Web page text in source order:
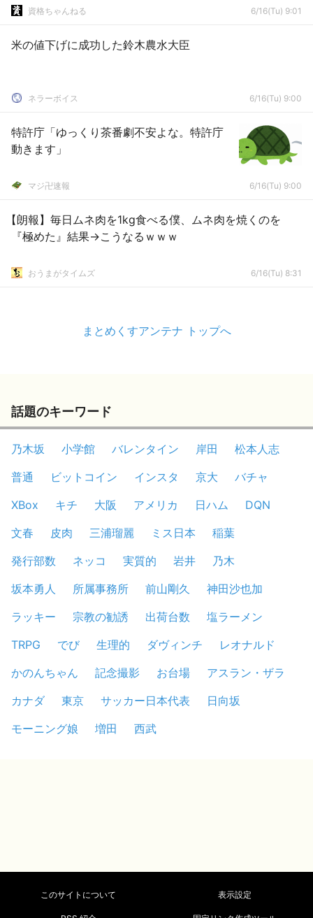
資格ちゃんねる 6/16(Tu) 9:01
米の値下げに成功した鈴木農水大臣
ネラーボイス 6/16(Tu) 9:00
特許庁「ゆっくり茶番劇不安よな。特許庁
動きます」
マジ卍速報 6/16(Tu) 9:00
【朗報】毎日ムネ肉を1kg食べる僕、ムネ肉を焼くのを
『極めた』結果→こうなるｗｗｗ
おうまがタイムズ 6/16(Tu) 8:31
まとめくすアンテナ トップへ
話題のキーワード
乃木坂 小学館 バレンタイン 岸田
松本人志
普通
ビットコイン インスタ 京大
バチャ
XBox
キチ 大阪 アメリカ 日ハム
DQN
文春
皮肉 三浦瑠麗 ミス日本
稲葉
発行部数
ネッコ 実質的 岩井
乃木
坂本勇人
所属事務所 前山剛久
神田沙也加
ラッキー
宗教の勧誘 出荷台数
塩ラーメン
TRPG
でび 生理的 ダヴィンチ
レオナルド
かのんちゃん
記念撮影 お台場
アスラン・ザラ
カナダ
東京 サッカー日本代表
日向坂
モーニング娘
増田 西武
このサイトについて 表示設定